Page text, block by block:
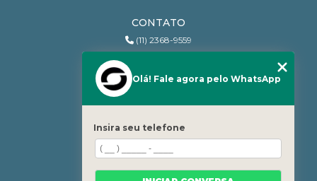
CONTATO
(11) 2368-9559
contato@sanchesri.com.br
Quem Somos
Blog
Serviços
Olá! Fale agora pelo WhatsApp
Insira seu telefone